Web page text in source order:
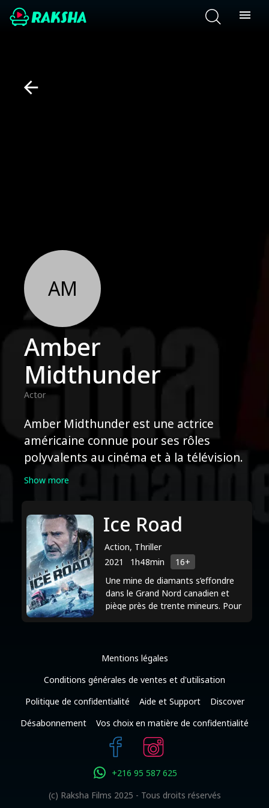
AM
Amber
Midthunder
Actor
Amber Midthunder est une actrice
américaine connue pour ses rôles
polyvalents au cinéma et à la télévision.
Elle a commencé sa carrière en
"Longmire". Elle s'est fait connaître
pour son rôle dans la série FX "Legion",
acclamée par la critique, où elle incarne
Kerry Loudermilk, démontrant ainsi sa
capacité à interpréter des personnages
complexes. Au cinéma, elle a joué dans
de ses rôles les plus connus est celui
qu'elle a tenu dans le film Hulu "Prey",
elle a joué le rôle principal de Naru, ce
qui lui a valu des éloges pour sa
performance convaincante. Amber
Midthunder poursuit sa carrière,
reconnue pour la profondeur et
l'authenticité qu'elle apporte à ses
Show more
Ice Road
Action, Thriller
2021
1h48min
16+
Une mine de diamants s’effondre
dans le Grand Nord canadien et
piège près de trente mineurs. Pour
Mentions légales
Conditions générales de ventes et d'utilisation
Politique de confidentialité
Aide et Support
Discover
Désabonnement
Vos choix en matière de confidentialité
+216 95 587 625
(c) Raksha Films 2025 - Tous droits réservés